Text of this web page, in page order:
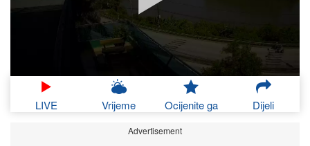
LIVE Vrijeme Ocijenite ga Dijeli
Advertisement